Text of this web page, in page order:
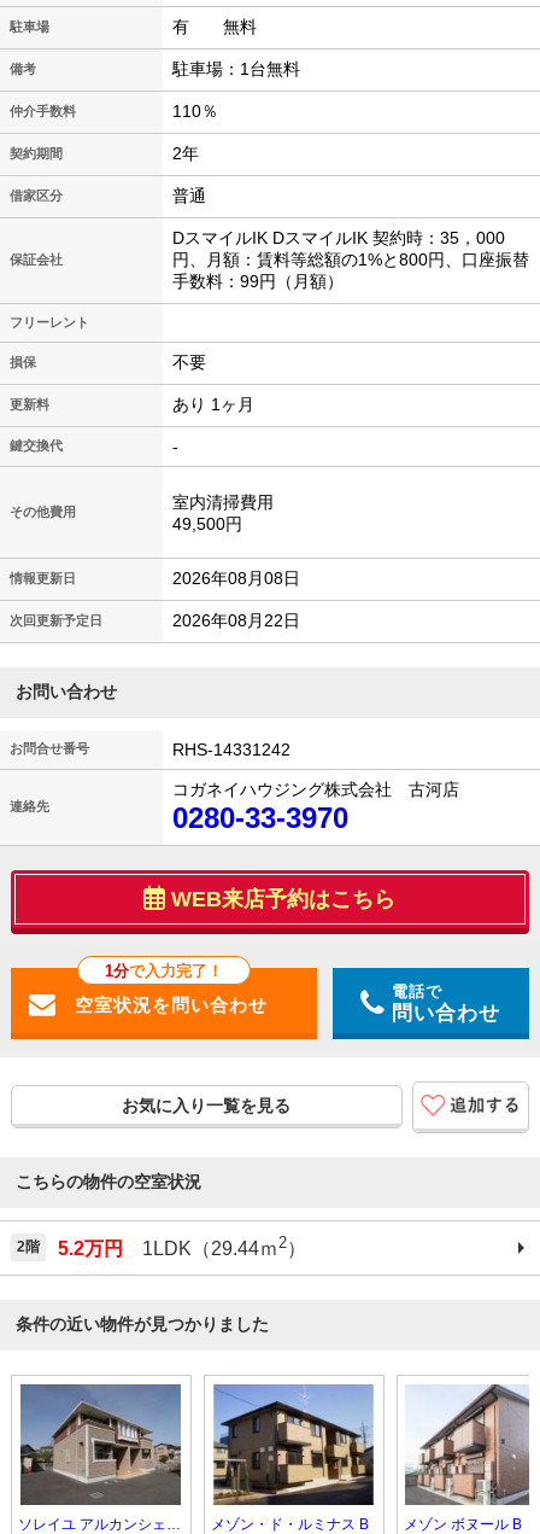
駐車場 有 無料
備考 駐車場：1台無料
仲介手数料 110％
契約期間 2年
借家区分 普通
保証会社
DスマイルIK DスマイルIK 契約時：35，000
円、月額：賃料等総額の1%と800円、口座振替
手数料：99円（月額）
フリーレント
損保 不要
更新料 あり 1ヶ月
鍵交換代 -
その他費用
室内清掃費用
49,500円
情報更新日 2026年08月08日
次回更新予定日 2026年08月22日
お問い合わせ
お問合せ番号 RHS-14331242
連絡先
コガネイハウジング株式会社 古河店
0280-33-3970
WEB来店予約はこちら
1分で入力完了！
電話で
問い合わせ
お気に入り一覧を見る
こちらの物件の空室状況
2階 5.2万円 1LDK（29.44ｍ 2）
条件の近い物件が見つかりました
ソレイユ アルカンシェル Ｂ
メゾン・ド・ルミナス B
メゾン ボヌール B